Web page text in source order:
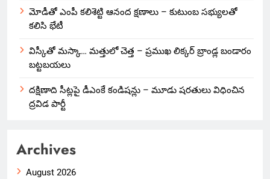
మోడీతో ఎంపీ కలిశెట్టి ఆనంద క్షణాలు – కుటుంబ సభ్యులతో
కలిసి భేటీ
విస్కీతో మస్కా… మత్తులో చెత్త – ప్రముఖ లిక్కర్ బ్రాండ్ల బండారం
బట్టబయలు
దక్షిణాది సీట్లపై డీఎంకే కండిషన్లు – మూడు షరతులు విధించిన
ద్రవిడ పార్టీ
Archives
August 2026